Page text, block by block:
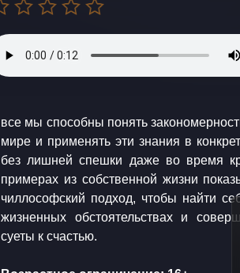
суеты к счастью.